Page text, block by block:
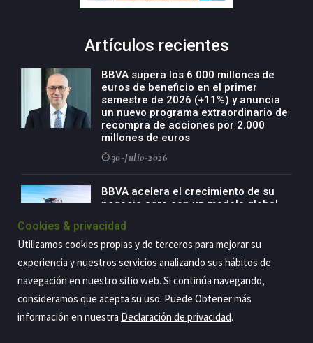
Artículos recientes
BBVA supera los 6.000 millones de
euros de beneficio en el primer
semestre de 2026 (+11%) y anuncia
un nuevo programa extraordinario de
recompra de acciones por 2.000
millones de euros
30-Julio-2026
BBVA acelera el crecimiento de su
negocio agro con un modelo global
países
29-Julio-2026
Copyright@2026 Estrategia Empresarial
Cookies & privacidad
Utilizamos cookies propias y de terceros para mejorar su
experiencia y nuestros servicios analizando sus hábitos de
navegación en nuestro sitio web. Si continúa navegando,
consideramos que acepta su uso. Puede Obtener más
información en nuestra Declaración de privacidad.